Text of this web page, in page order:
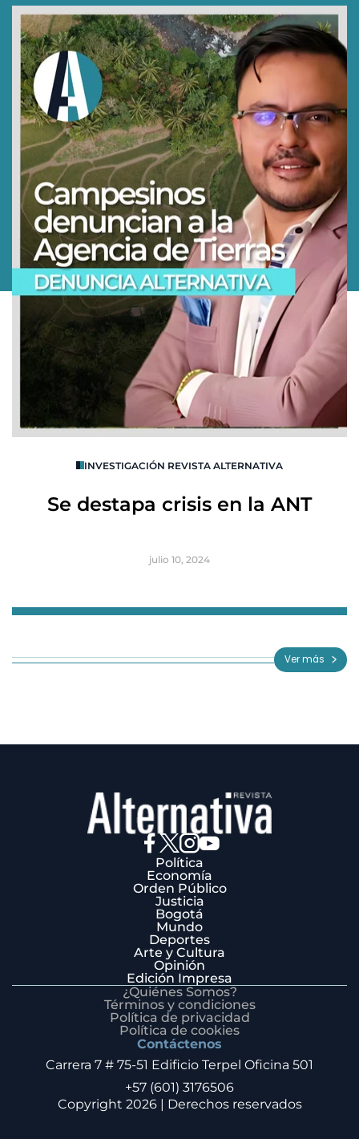
INVESTIGACIÓN REVISTA ALTERNATIVA
Se destapa crisis en la ANT
julio 10, 2024
3
Ver más
Política
Economía
Orden Público
Justicia
Bogotá
Mundo
Deportes
Arte y Cultura
Opinión
Edición Impresa
¿Quiénes Somos?
Términos y condiciones
Política de privacidad
Política de cookies
Contáctenos
Carrera 7 # 75-51 Edificio Terpel Oficina 501
+57 (601) 3176506
Copyright 2026 | Derechos reservados